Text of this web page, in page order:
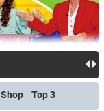
Shop Top 3